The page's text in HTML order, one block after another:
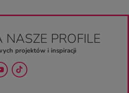
NASZE PROFILE
projektów i inspiracji